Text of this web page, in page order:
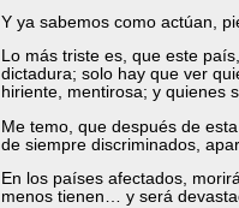
Y ya sabemos como actúan,
Lo más triste es, que este
dictadura; solo hay que ver
hiriente, mentirosa; y quienes
Me temo, que después de
de siempre discriminados,
En los países afectados,
menos tienen… y será